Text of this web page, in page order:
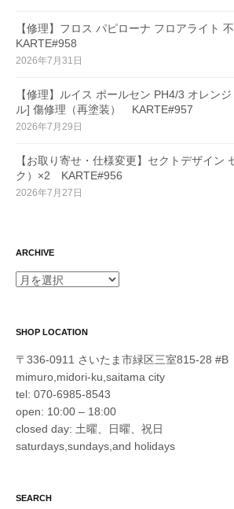
【修理】フロス パピローナ フロアライト
KARTE#958
2026年7月31日
【修理】ルイス ポールセン PH4/3 オレン
ル] 傷修理（再塗装） KARTE#957
2026年7月29日
【お取り寄せ・仕様変更】セクトデザイン
ク）×2 KARTE#956
2026年7月27日
ARCHIVE
ARCHIVE
SHOP LOCATION
〒336-0911 さいたま市緑区三室815-28 #B
mimuro,midori-ku,saitama city
tel: 070-6985-8543
open: 10:00 – 18:00
closed day: 土曜、日曜、祝日
saturdays,sundays,and holidays
SEARCH